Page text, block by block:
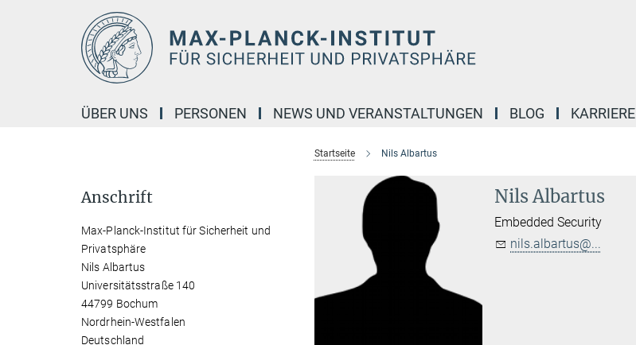
ÜBER UNS PERSONEN NEWS UND VERANSTALTUNGEN BLOG KARRIERE
Startseite Nils Albartus
Nils Albartus
Embedded Security
nils.albartus@...
Anschrift
Max-Planck-Institut für Sicherheit und
Privatsphäre
Nils Albartus
Universitätsstraße 140
44799 Bochum
Nordrhein-Westfalen
Deutschland